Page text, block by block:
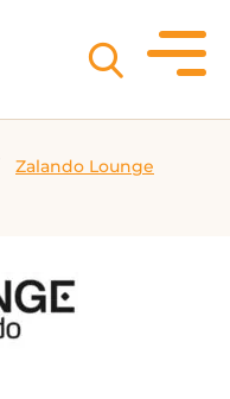
Zalando Lounge